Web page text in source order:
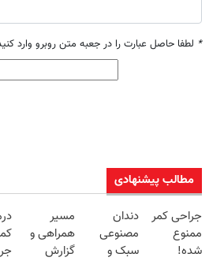
* لطفا حاصل عبارت را در جعبه متن روبرو وارد
مطالب پیشنهادی
جراحی کمر
ممنوع
شده!
دندان
مصنوعی
سبک و
مسیر
همراهی و
گزارش